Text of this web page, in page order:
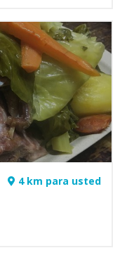
4 km para usted